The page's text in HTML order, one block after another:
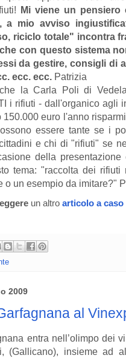
Mi viene un pensiero
a mio avviso
riciclo totale" incontra
con questo sistema
da gestire, consigli di
ecc. ecc. Patrizia
la Carla Poli di
i rifiuti - dall'organico agli
150.000 euro l'anno
essere tante se i
e chi di "rifiuti" se
della
tema: "raccolta dei
o un esempio da imitare?"
leggere un altro articolo a caso
2009
al
entra nell’olimpo dei
(Gallicano), insieme ad